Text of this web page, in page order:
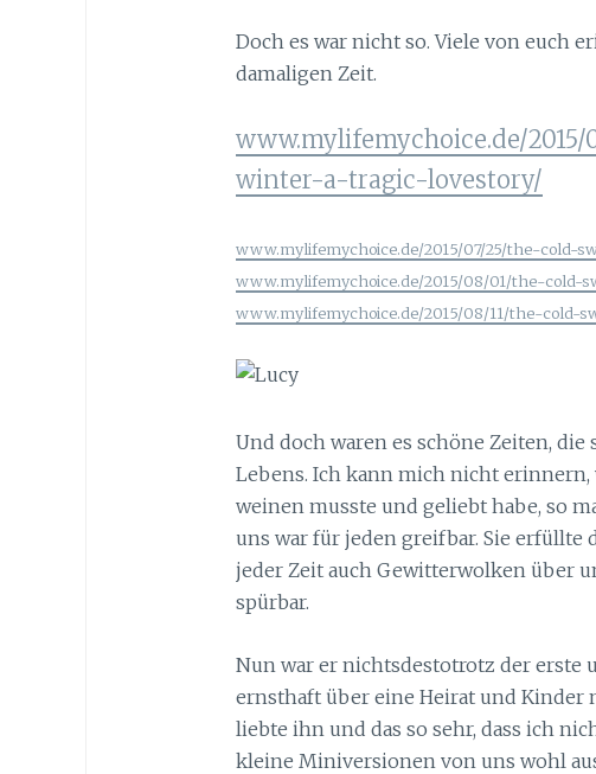
Doch es war nicht so. Viele von euch
damaligen Zeit.
www.mylifemychoice.de/
winter-a-tragic-lovestory/
www.mylifemychoice.de/2015/07/25/the-cold-
www.mylifemychoice.de/2015/08/01/the-cold-
www.mylifemychoice.de/2015/08/11/the-cold-
Und doch waren es schöne Zeiten,
Lebens. Ich kann mich nicht
weinen musste und geliebt habe, so
uns war für jeden greifbar. Sie erfüllte
jeder Zeit auch Gewitterwolken über
spürbar.
Nun war er nichtsdestotrotz der erste
ernsthaft über eine Heirat und Kinder
liebte ihn und das so sehr, dass ich
kleine Miniversionen von uns wohl